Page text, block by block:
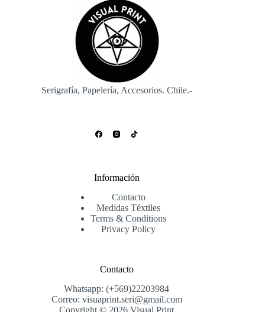
Serigrafía, Papelería, Accesorios. Chile.-
Información
Contacto
Medidas Téxtiles
Terms & Conditions
Privacy Policy
Contacto
Whatsapp: (+569)22203984
Correo: visuaprint.seri@gmail.com
Copyright © 2026 Visual Print